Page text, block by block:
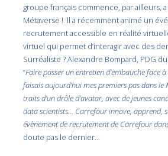
groupe français commence, par ailleurs,
Métaverse ! Il a récemment animé un
recrutement accessible en réalité
virtuel qui permet d’interagir avec des
Surréaliste ? Alexandre Bompard, PDG
“Faire passer un entretien d’embauche face
faisais aujourd’hui mes premiers pas dans le
traits d’un drôle d’avatar, avec de jeunes
data scientists… Carrefour innove, apprend,
évènement de recrutement de Carrefour
doute pas le dernier…